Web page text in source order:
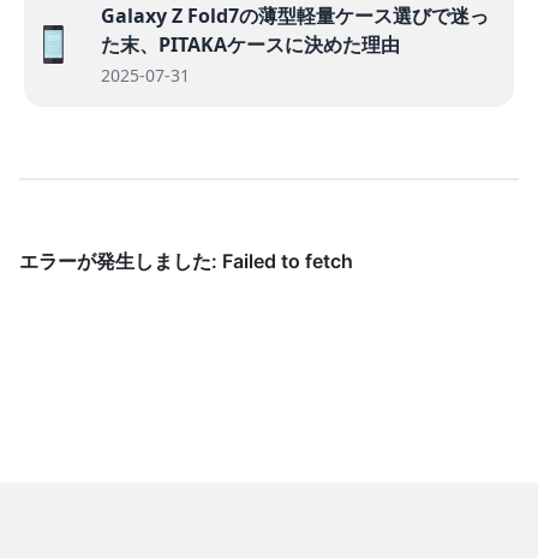
Galaxy Z Fold7の薄型軽量ケース選びで迷っ
た末、PITAKAケースに決めた理由
2025-07-31